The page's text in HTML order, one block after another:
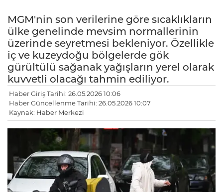
MGM'nin son verilerine göre sıcaklıkların
ülke genelinde mevsim normallerinin
üzerinde seyretmesi bekleniyor. Özellikle
iç ve kuzeydoğu bölgelerde gök
gürültülü sağanak yağışların yerel olarak
kuvvetli olacağı tahmin ediliyor.
Haber Giriş Tarihi: 26.05.2026 10:06
Haber Güncellenme Tarihi: 26.05.2026 10:07
Kaynak: Haber Merkezi